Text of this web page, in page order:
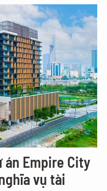
Empire City
vụ tài